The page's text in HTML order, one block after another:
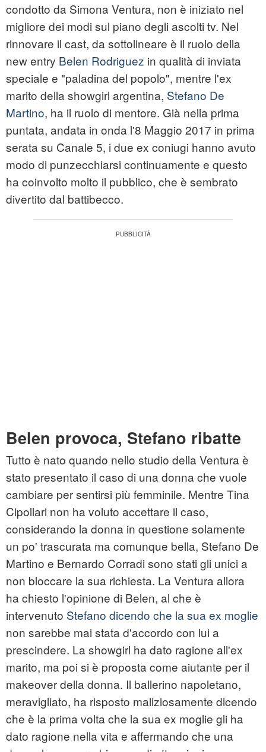
condotto da Simona Ventura, non è iniziato nel
migliore dei modi sul piano degli ascolti tv. Nel
rinnovare il cast, da sottolineare è il ruolo della
new entry Belen Rodriguez in qualità di inviata
speciale e "paladina del popolo", mentre l'ex
marito della showgirl argentina, Stefano De
Martino, ha il ruolo di mentore. Già nella prima
puntata, andata in onda l'8 Maggio 2017 in prima
serata su Canale 5, i due ex coniugi hanno avuto
modo di punzecchiarsi continuamente e questo
ha coinvolto molto il pubblico, che è sembrato
divertito dal battibecco.
Belen provoca, Stefano ribatte
Tutto è nato quando nello studio della Ventura è
stato presentato il caso di una donna che vuole
cambiare per sentirsi più femminile. Mentre Tina
Cipollari non ha voluto accettare il caso,
considerando la donna in questione solamente
un po' trascurata ma comunque bella, Stefano De
Martino e Bernardo Corradi sono stati gli unici a
non bloccare la sua richiesta. La Ventura allora
ha chiesto l'opinione di Belen, al che è
intervenuto Stefano dicendo che la sua ex moglie
non sarebbe mai stata d'accordo con lui a
prescindere. La showgirl ha dato ragione all'ex
marito, ma poi si è proposta come aiutante per il
makeover della donna. Il ballerino napoletano,
meravigliato, ha risposto maliziosamente dicendo
che è la prima volta che la sua ex moglie gli ha
dato ragione nella vita e affermando che una